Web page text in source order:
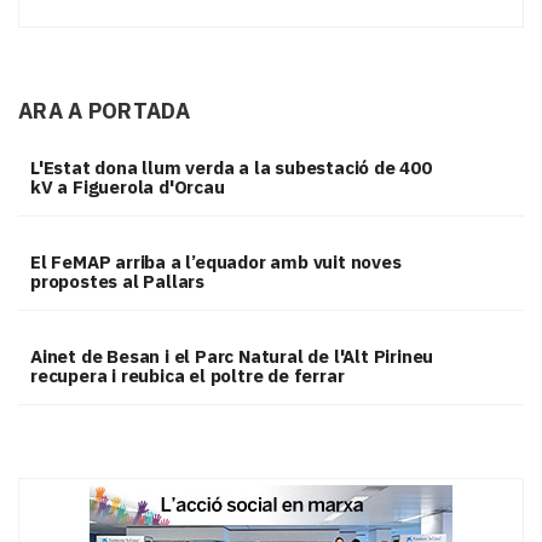
ARA A PORTADA
L'Estat dona llum verda a la subestació de 400
kV a Figuerola d'Orcau
El FeMAP arriba a l’equador amb vuit noves
propostes al Pallars
Ainet de Besan i el Parc Natural de l'Alt Pirineu
recupera i reubica el poltre de ferrar